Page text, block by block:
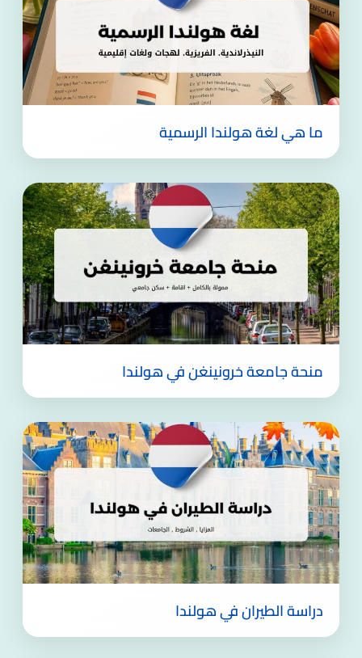
ما هي لغة هولندا الرسمية
منحة جامعة خرونينغن في هولندا
دراسة الطيران في هولندا